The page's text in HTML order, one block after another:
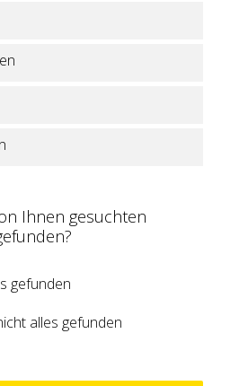
Ihnen gesuchten
gefunden
alles gefunden